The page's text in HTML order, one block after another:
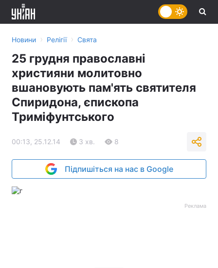
Новини › Релігії › Свята
25 грудня православні
християни молитовно
вшановують пам'ять святителя
Спиридона, єпископа
Триміфунтського
00:13, 25.12.14 3 хв. 8
Підпишіться на нас в Google
Реклама